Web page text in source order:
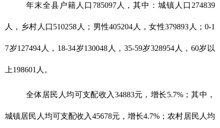
年末全县户籍人口785097人，其中：城镇人口274839
人，乡村人口510258人；男性405204人，女性379893人；0-1
7岁127494人，18-34岁130048人，35-59岁328954人，60岁以
上198601人。
全体居民人均可支配收入34883元，增长5.7%；其中，
城镇居民人均可支配收入45678元，增长4.7%；农村居民人均